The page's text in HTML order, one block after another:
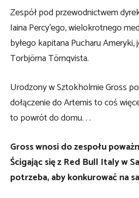
Zespół pod przewodnictwem
Iaina Percy’ego, wielokrotnego
byłego kapitana Pucharu
Torbjörna Törnqvista.
Urodzony w Sztokholmie Gross
dołączenie do Artemis to coś
to powrót do domu. . .
Gross wnosi do zespołu
Ścigając się z Red Bull Italy w
potrzeba, aby konkurować na